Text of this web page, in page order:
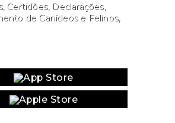
Certidões, Declarações,
de Canídeos e Felinos,